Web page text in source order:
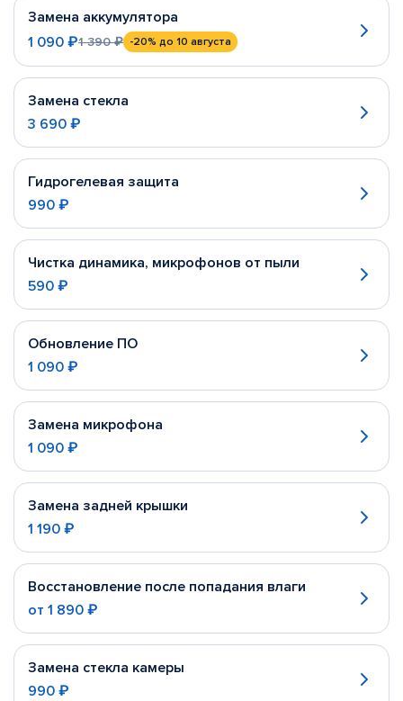
Замена аккумулятора
1 090 ₽1 390 ₽ -20% до 10 августа
Замена стекла
3 690 ₽
Гидрогелевая защита
990 ₽
Чистка динамика, микрофонов от пыли
590 ₽
Обновление ПО
1 090 ₽
Замена микрофона
1 090 ₽
Замена задней крышки
1 190 ₽
Восстановление после попадания влаги
от 1 890 ₽
Замена стекла камеры
990 ₽